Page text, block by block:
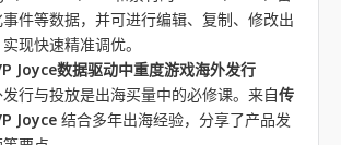
件等数据，并可进行编辑、复制、修改出
现快速精准调优。
Joyce数据驱动中重度游戏海外发行
行与投放是出海买量中的必修课。来自传
Joyce 结合多年出海经验，分享了产品发